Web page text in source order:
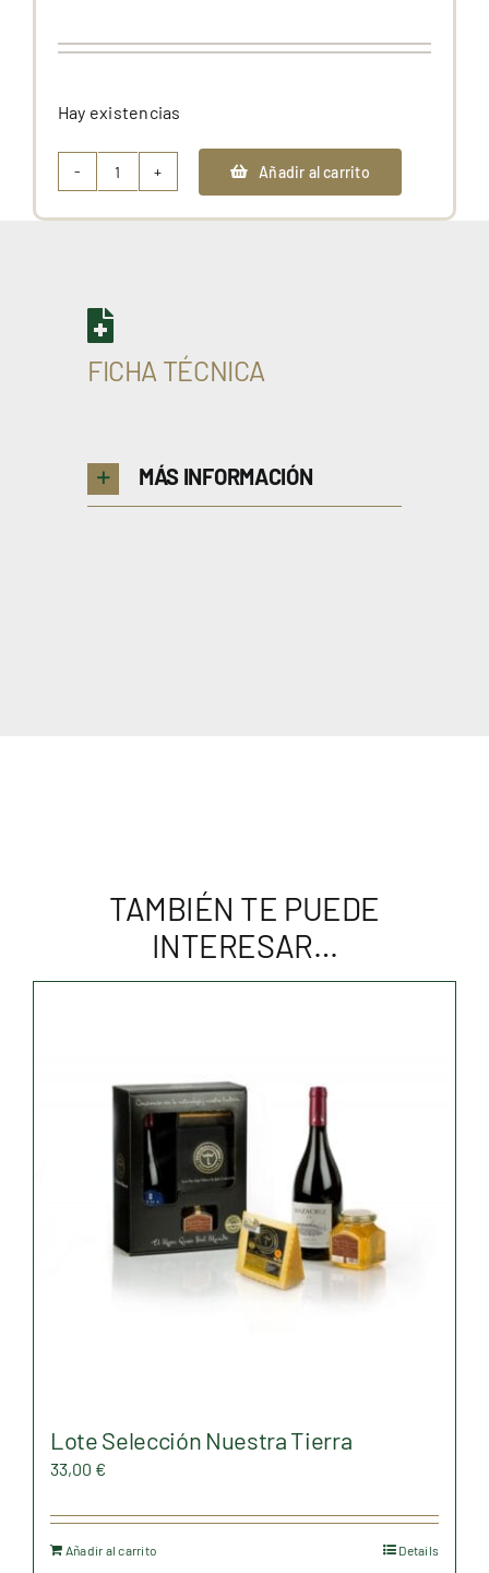
Hay existencias
Pack
Otoño
Añadir al carrito
FICHA TÉCNICA
MÁS INFORMACIÓN
TAMBIÉN TE PUEDE
INTERESAR…
Lote Selección Nuestra Tierra
33,00 €
Añadir al carrito Details